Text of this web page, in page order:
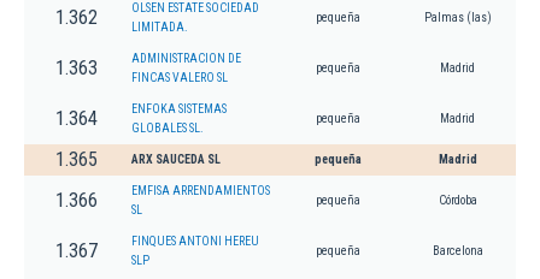
1.362
OLSEN ESTATE SOCIEDAD
LIMITADA.
pequeña Palmas (las)
1.363
ADMINISTRACION DE
FINCAS VALERO SL
pequeña Madrid
1.364
ENFOKA SISTEMAS
GLOBALES SL.
pequeña Madrid
1.365 ARX SAUCEDA SL pequeña Madrid
1.366
EMFISA ARRENDAMIENTOS
SL
pequeña Córdoba
1.367
FINQUES ANTONI HEREU
SLP
pequeña Barcelona